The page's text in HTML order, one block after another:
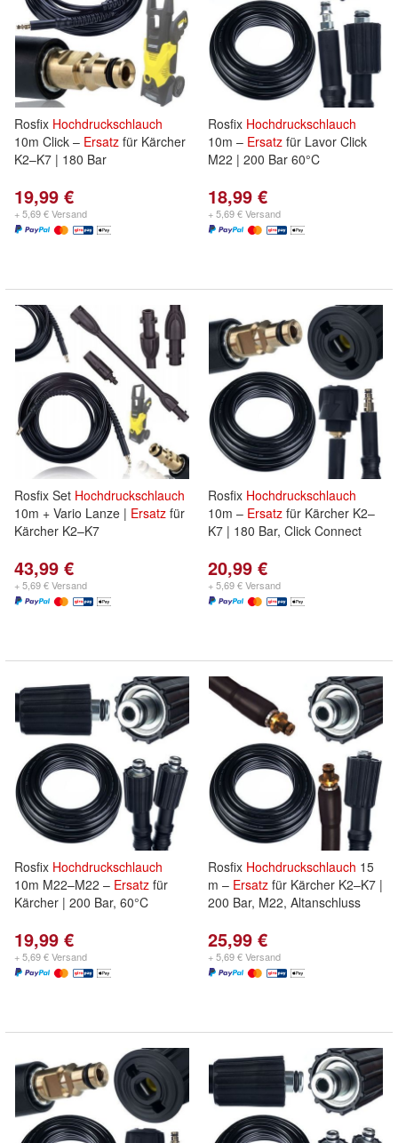
Rosfix Hochdruckschlauch
10m Click – Ersatz für Kärcher
K2–K7 | 180 Bar
19,99 €
+ 5,69 € Versand
Rosfix Hochdruckschlauch
10m – Ersatz für Lavor Click
M22 | 200 Bar 60°C
18,99 €
+ 5,69 € Versand
Rosfix Set Hochdruckschlauch
10m + Vario Lanze | Ersatz für
Kärcher K2–K7
43,99 €
+ 5,69 € Versand
Rosfix Hochdruckschlauch
10m – Ersatz für Kärcher K2–
K7 | 180 Bar, Click Connect
20,99 €
+ 5,69 € Versand
Rosfix Hochdruckschlauch
10m M22–M22 – Ersatz für
Kärcher | 200 Bar, 60°C
19,99 €
+ 5,69 € Versand
Rosfix Hochdruckschlauch 15
m – Ersatz für Kärcher K2–K7 |
200 Bar, M22, Altanschluss
25,99 €
+ 5,69 € Versand